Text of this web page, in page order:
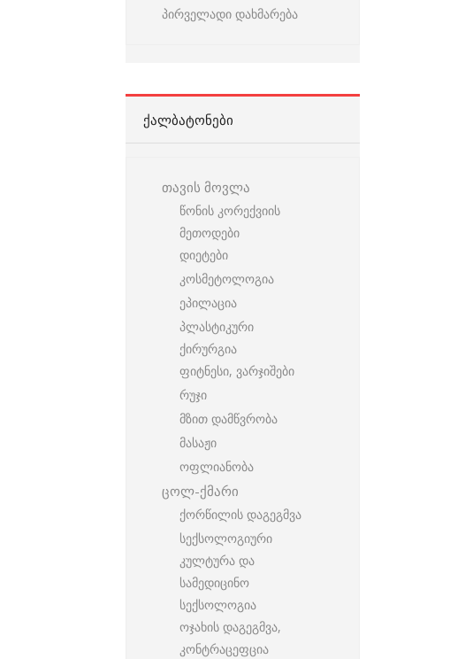
პირველადი დახმარება
ᲥᲐᲚᲑᲐᲢᲝᲜᲔᲑᲘ
თავის მოვლა
წონის კორექვიის
მეთოდები
დიეტები
კოსმეტოლოგია
ეპილაცია
პლასტიკური
ქირურგია
ფიტნესი, ვარჯიშები
რუჯი
მზით დამწვრობა
მასაჟი
ოფლიანობა
ცოლ-ქმარი
ქორწილის დაგეგმვა
სექსოლოგიური
კულტურა და
სამედიცინო
სექსოლოგია
ოჯახის დაგეგმვა,
კონტრაცეფცია